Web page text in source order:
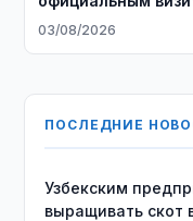
03/08/2026
ПОСЛЕДНИЕ
Узбекским
выращивать скот